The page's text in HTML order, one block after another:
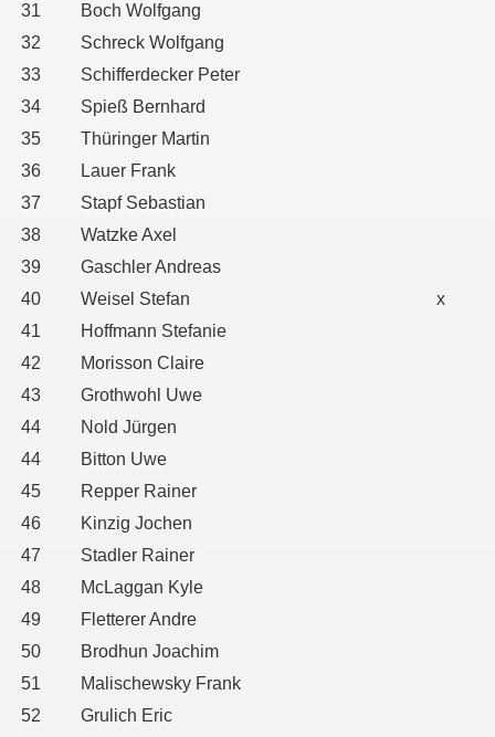
31
Boch Wolfgang
32
Schreck Wolfgang
33
Schifferdecker Peter
34
Spieß Bernhard
35
Thüringer Martin
36
Lauer Frank
37
Stapf Sebastian
38
Watzke Axel
39
Gaschler Andreas
40
Weisel Stefan
x
41
Hoffmann Stefanie
42
Morisson Claire
43
Grothwohl Uwe
44
Nold Jürgen
44
Bitton Uwe
45
Repper Rainer
46
Kinzig Jochen
47
Stadler Rainer
48
McLaggan Kyle
49
Fletterer Andre
50
Brodhun Joachim
51
Malischewsky Frank
52
Grulich Eric